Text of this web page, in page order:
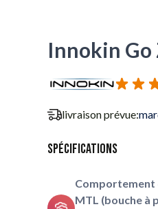
Innokin Go
livraison prévue:
Spécifications
Comportement
MTL (bouche à